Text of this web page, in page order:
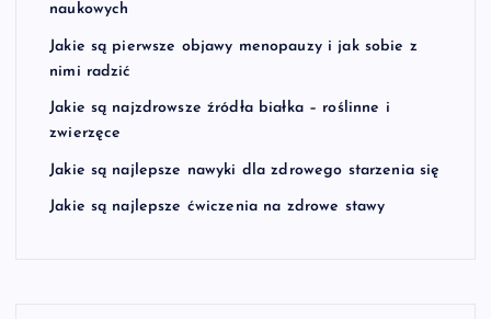
naukowych
Jakie są pierwsze objawy menopauzy i jak sobie z
nimi radzić
Jakie są najzdrowsze źródła białka – roślinne i
zwierzęce
Jakie są najlepsze nawyki dla zdrowego starzenia się
Jakie są najlepsze ćwiczenia na zdrowe stawy